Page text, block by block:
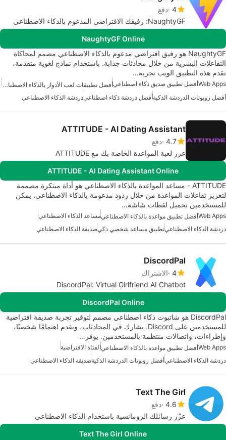
4 دفع
NaughtyGF: رفيقك الافتراضي المدعوم بالذكاء الاصطناعي
NaughtyGF Online
NaughtyGF هو رفيق افتراضي مدعوم بالذكاء الاصطناعي مصمم لمحاكاة
التفاعلات البشرية من خلال محادثات جذابة. باستخدام نماذج لغوية متقدمة،
تقدم هذه التطبيق الويب تجربة…
Web Appsأفضل تطبيق صديق ذكاء اصطناعي
أفضل تطبيقات لعب الأدوار بالذكاء الاصطناعي
أفضل روبوتات الدردشة الذكيةأفضل دردشة ذكاء اصطناعيدردشة الذكاء الاصطناعي
ATTITUDE - AI Dating Assistant
4.7 دفع
عزز لعبة المواعدة الخاصة بك مع ATTITUDE
ATTITUDE - AI Dating Assistant Online
ATTITUDE - مساعد المواعدة بالذكاء الاصطناعي هو أداة مبتكرة مصممة
لتعزيز تفاعلات المواعدة من خلال ردود مدعومة بالذكاء الاصطناعي. يمكن
للمستخدمين تحميل لقطات شاشة…
Web Appsأفضل تطبيق مواعدة بالذكاء الاصطناعيمساعد الذكاء الاصطناعي
دردشة الذكاء الاصطناعيتطبيق مساعد شخصي ذكيصديقة الذكاء الاصطناعي
DiscordPal
4 الاشتراك
DiscordPal: Virtual Girlfriend AI Chatbot
DiscordPal Online
DiscordPal هو شاتبوت ذكاء اصطناعي مصمم لتوفير تجربة صديقة افتراضية
للمستخدمين على Discord. يشارك في المحادثات، ويقدم اهتمامًا شخصيًا،
وإطراءات، واتصالات منتظمة بالمستخدمين. يوفر…
Web Appsأفضل تطبيق مواعدة بالذكاء الاصطناعيالفتاة الافتراضية
دردشة الذكاء الاصطناعيأفضل روبوتات الدردشة الذكيةصديقة الذكاء الاصطناعي
Text The Girl
4.6 دفع
عزّز رسائلك الرومانسية باستخدام الذكاء الاصطناعي
Text The Girl Online